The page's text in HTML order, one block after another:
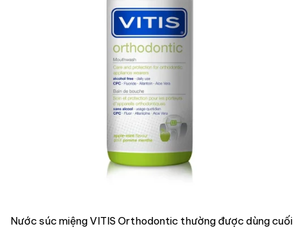
Nước súc miệng VITIS Orthodontic thường được dùng cuối